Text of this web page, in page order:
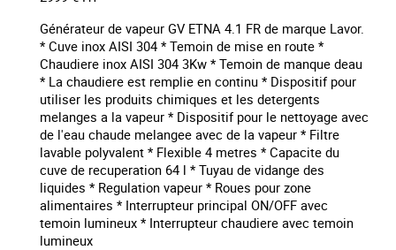
Générateur de vapeur GV ETNA 4.1 FR de marque Lavor.
* Cuve inox AISI 304 * Temoin de mise en route *
Chaudiere inox AISI 304 3Kw * Temoin de manque deau
* La chaudiere est remplie en continu * Dispositif pour
utiliser les produits chimiques et les detergents
melanges a la vapeur * Dispositif pour le nettoyage avec
de l'eau chaude melangee avec de la vapeur * Filtre
lavable polyvalent * Flexible 4 metres * Capacite du
cuve de recuperation 64 l * Tuyau de vidange des
liquides * Regulation vapeur * Roues pour zone
alimentaires * Interrupteur principal ON/OFF avec
temoin lumineux * Interrupteur chaudiere avec temoin
lumineux